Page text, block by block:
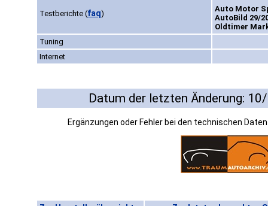
Testberichte (faq)
Auto Motor
AutoBild 29/
Oldtimer
Tuning
Internet
Datum der letzten Änderung:
Ergänzungen oder Fehler bei den technischen